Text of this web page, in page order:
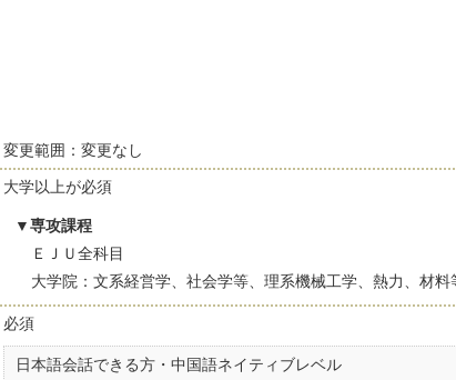
変更範囲：変更なし
大学以上が必須
専攻課程
ＥＪＵ全科目
大学院：文系経営学、社会学等、理系機械工学、熱力、材料
必須
日本語会話できる方・中国語ネイティブレベル